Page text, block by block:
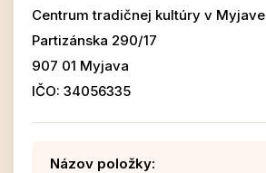
Centrum tradičnej kultúry v Myjave
Partizánska 290/17
907 01 Myjava
IČO: 34056335
Názov položky: